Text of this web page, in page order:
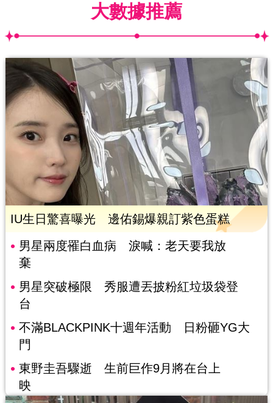
大數據推薦
IU生日驚喜曝光 邊佑錫爆親訂紫色蛋糕
男星兩度罹白血病 淚喊：老天要我放
棄
男星突破極限 秀服遭丟披粉紅垃圾袋登
台
不滿BLACKPINK十週年活動 日粉砸YG大
門
東野圭吾驟逝 生前巨作9月將在台上
映